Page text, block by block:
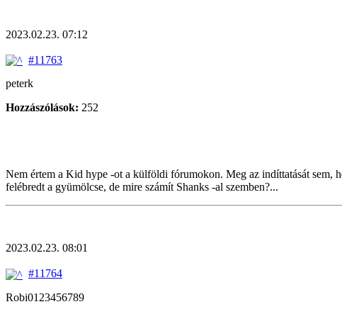
2023.02.23. 07:12
#11763
peterk
Hozzászólások: 252
Nem értem a Kid hype -ot a külföldi fórumokon. Meg az indíttatását sem,
felébredt a gyümölcse, de mire számít Shanks -al szemben?...
2023.02.23. 08:01
#11764
Robi0123456789